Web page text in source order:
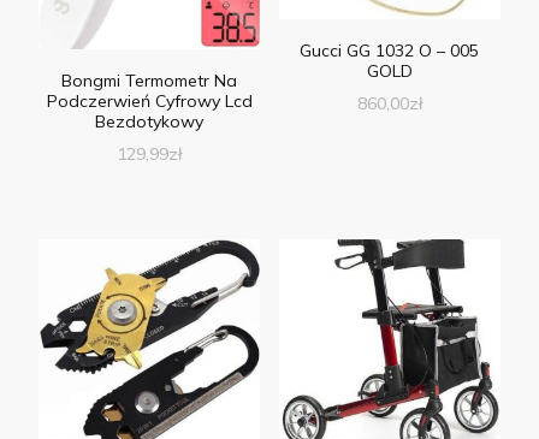
Bongmi Termometr Na
Podczerwień Cyfrowy Lcd
Bezdotykowy
129,99zł
Gucci GG 1032 O – 005
GOLD
860,00zł